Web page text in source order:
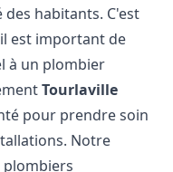
des habitants. C'est
est important de
à un plombier
Tourlaville
pour prendre soin
Notre
plombiers